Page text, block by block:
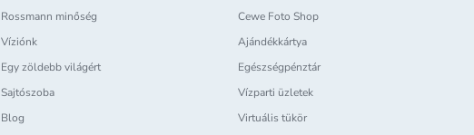
Rossmann minőség
Víziónk
Egy zöldebb világért
Sajtószoba
Blog
Cewe Foto Shop
Ajándékkártya
Egészségpénztár
Vízparti üzletek
Virtuális tükör